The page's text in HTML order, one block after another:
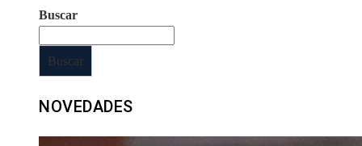
Buscar
Buscar
NOVEDADES